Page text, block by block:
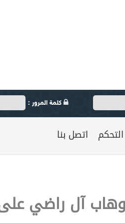
كلمة المرور :
التحكم اتصل بنا
آل راضي